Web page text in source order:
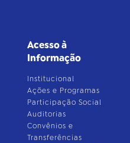
Acesso à
Informação
Institucional
Ações e Programas
Participação Social
Auditorias
Convênios e
Transferências